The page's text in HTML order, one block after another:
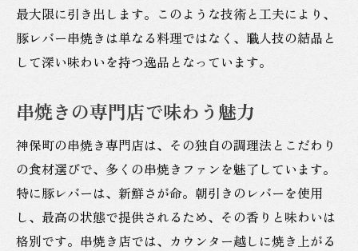
最大限に引き出します。このような技術と工夫により、
豚レバー串焼きは単なる料理ではなく、職人技の結晶と
して深い味わいを持つ逸品となっています。
串焼きの専門店で味わう魅力
神保町の串焼き専門店は、その独自の調理法とこだわり
の食材選びで、多くの串焼きファンを魅了しています。
特に豚レバーは、新鮮さが命。朝引きのレバーを使用
し、最高の状態で提供されるため、その香りと味わいは
格別です。串焼き店では、カウンター越しに焼き上がる